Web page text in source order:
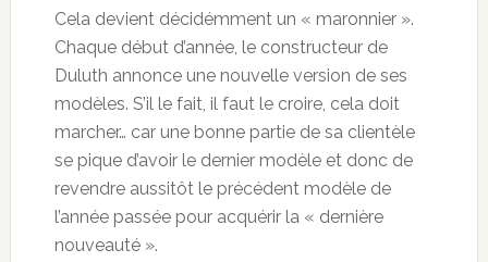
Cela devient décidémment un « maronnier ».
Chaque début d’année, le constructeur de
Duluth annonce une nouvelle version de ses
modèles. S’il le fait, il faut le croire, cela doit
marcher… car une bonne partie de sa clientèle
se pique d’avoir le dernier modèle et donc de
revendre aussitôt le précédent modèle de
l’année passée pour acquérir la « dernière
nouveauté ».